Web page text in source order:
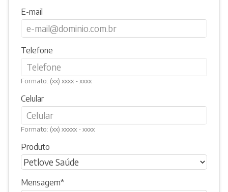
E-mail
Telefone
Formato: (xx) xxxx - xxxx
Celular
Formato: (xx) xxxxx - xxxx
Produto
Mensagem